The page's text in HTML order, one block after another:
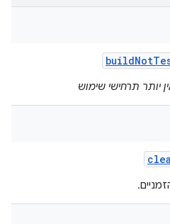
buildNot
יותר תרחישי שימוש